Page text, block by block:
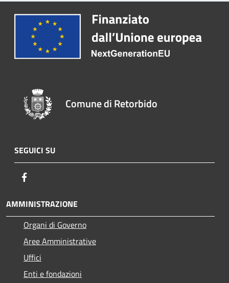
Comune di Retorbido
SEGUICI SU
AMMINISTRAZIONE
Organi di Governo
Aree Amministrative
Uffici
Enti e fondazioni